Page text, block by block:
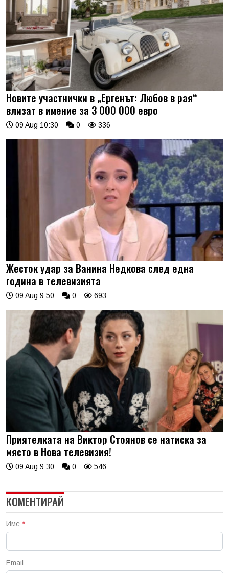
Новите участнички в „Ергенът: Любов в рая“
влизат в имение за 3 000 000 евро
09 Aug 10:30 0 336
Жесток удар за Ванина Недкова след една
година в телевизията
09 Aug 9:50 0 693
Приятелката на Виктор Стоянов се натиска за
място в Нова телевизия!
09 Aug 9:30 0 546
КОМЕНТИРАЙ
Име *
Email